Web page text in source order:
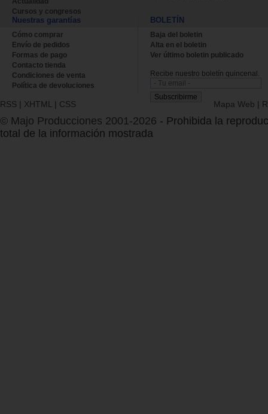
Cursos y congresos
Nuestras garantías
Cómo comprar
Envío de pedidos
Formas de pago
Contacto tienda
Condiciones de venta
Política de devoluciones
BOLETÍN
Baja del boletin
Alta en el boletin
Ver último boletin publicado
Recibe nuestro boletín quincenal.
RSS | XHTML | CSS Mapa Web |
© Majo Producciones 2001-2026 - Prohibida la
total de la información mostrada